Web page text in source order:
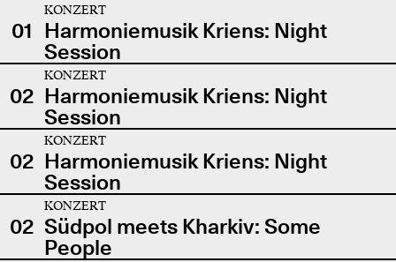
01
KONZERT
Harmoniemusik Kriens: Night
Session
02
KONZERT
Harmoniemusik Kriens: Night
Session
02
KONZERT
Harmoniemusik Kriens: Night
Session
02
KONZERT
Südpol meets Kharkiv: Some
People